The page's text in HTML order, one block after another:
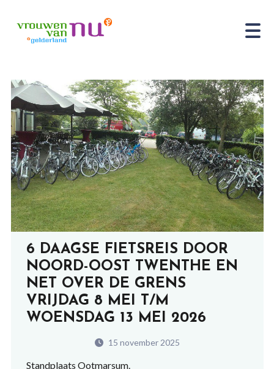
6 DAAGSE FIETSREIS DOOR
NOORD-OOST TWENTHE EN
NET OVER DE GRENS
VRIJDAG 8 MEI T/M
WOENSDAG 13 MEI 2026
15 november 2025
Standplaats Ootmarsum.